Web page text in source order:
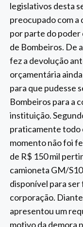
legislativos desta
preocupado com a
por parte do
de Bombeiros. De
fez a devolução
orçamentária
para que pudesse
Bombeiros para a
instituição.
praticamente todo
momento não foi
de R$ 150 mil
camioneta GM/
disponível para
corporação.
apresentou um
motivo da demora